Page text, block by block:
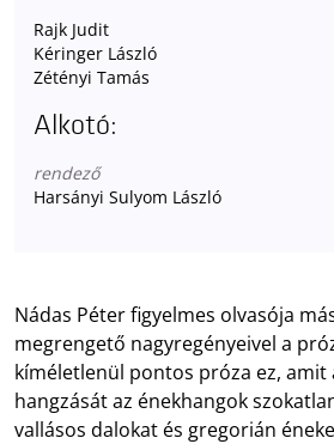
Rajk Judit
Kéringer László
Zétényi Tamás
Alkotó:
rendező
Harsányi Sulyom László
Nádas Péter figyelmes olvasója
megrengető nagyregényeivel a
kíméletlenül pontos próza ez, amit
hangzását az énekhangok
vallásos dalokat és gregorián